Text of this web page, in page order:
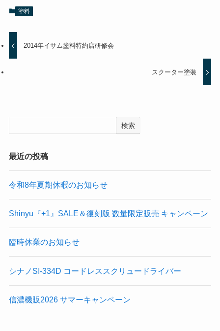
塗料
2014年イサム塗料特約店研修会
スクーター塗装
検索
最近の投稿
令和8年夏期休暇のお知らせ
Shinyu『+1』SALE＆復刻版 数量限定販売 キャンペーン
臨時休業のお知らせ
シナノSI-334D コードレススクリュードライバー
信濃機販2026 サマーキャンペーン